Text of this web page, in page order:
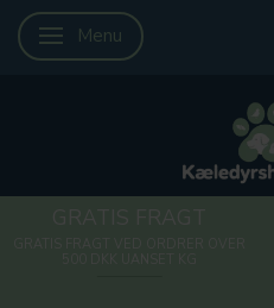
Skifte navigation
Menu